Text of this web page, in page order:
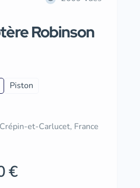
Robinson
Piston
et-Carlucet, France
€